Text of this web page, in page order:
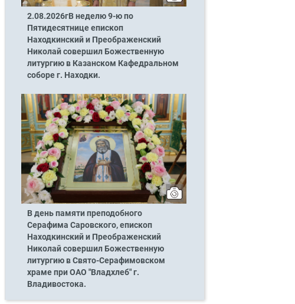
2.08.2026гВ неделю 9-ю по
Пятидесятнице епископ
Находкинский и Преображенский
Николай совершил Божественную
литургию в Казанском Кафедральном
соборе г. Находки.
В день памяти преподобного
Серафима Саровского, епископ
Находкинский и Преображенский
Николай совершил Божественную
литургию в Свято-Серафимовском
храме при ОАО "Владхлеб" г.
Владивостока.